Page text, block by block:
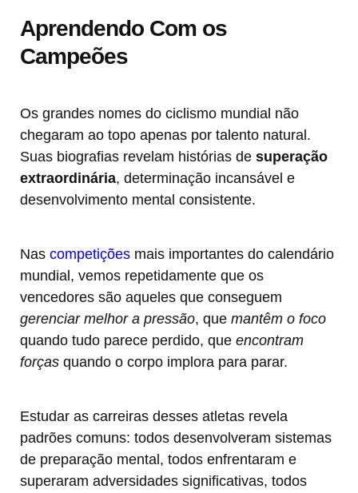
Aprendendo Com os
Campeões
Os grandes nomes do ciclismo mundial não
chegaram ao topo apenas por talento natural.
Suas biografias revelam histórias de superação
extraordinária, determinação incansável e
desenvolvimento mental consistente.
Nas competições mais importantes do calendário
mundial, vemos repetidamente que os
vencedores são aqueles que conseguem
gerenciar melhor a pressão, que mantêm o foco
quando tudo parece perdido, que encontram
forças quando o corpo implora para parar.
Estudar as carreiras desses atletas revela
padrões comuns: todos desenvolveram sistemas
de preparação mental, todos enfrentaram e
superaram adversidades significativas, todos